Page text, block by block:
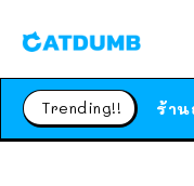
Trending!!